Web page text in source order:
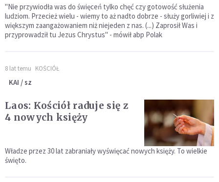
"Nie przywiodła was do święceń tylko chęć czy gotowość służenia
ludziom. Przecież wielu - wiemy to aż nadto dobrze - służy gorliwiej i z
większym zaangażowaniem niż niejeden z nas. (...) Zaprosił Was i
przyprowadził tu Jezus Chrystus" - mówił abp Polak
8 lat temu KOŚCIÓŁ
KAI / sz
Laos: Kościół raduje się z
4 nowych księży
Władze przez 30 lat zabraniały wyświęcać nowych księży. To wielkie
święto.